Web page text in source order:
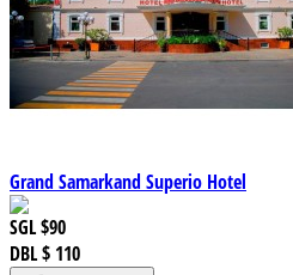
Grand Samarkand Superio Hotel
SGL$90
DBL$ 110